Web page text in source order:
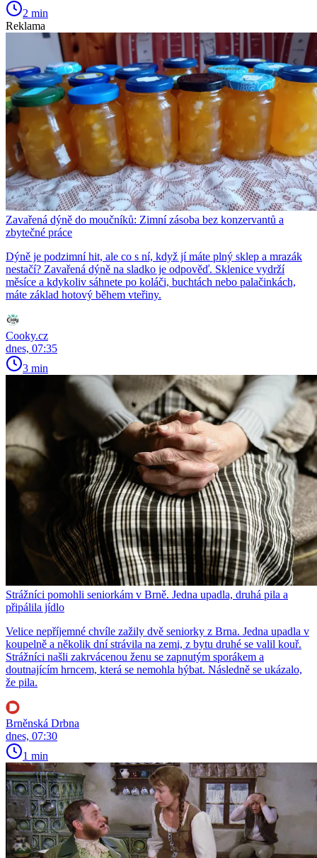
2 min
Reklama
Zavařená dýně do moučníků: Zimní zásoba bez konzervantů a
zbytečné práce
Dýně je podzimní hit, ale co s ní, když jí máte plný sklep a mrazák
nestačí? Zavařená dýně na sladko je odpověď. Sklenice vydrží
měsíce a kdykoliv sáhnete po koláči, buchtách nebo palačinkách,
máte základ hotový během vteřiny.
Cooky.cz
dnes, 07:35
3 min
Strážníci pomohli seniorkám v Brně. Jedna upadla, druhá pila a
připálila jídlo
Velice nepříjemné chvíle zažily dvě seniorky z Brna. Jedna upadla v
koupelně a několik dní strávila na zemi, z bytu druhé se valil kouř.
Strážníci našli zakrvácenou ženu se zapnutým sporákem a
doutnajícím hrncem, která se nemohla hýbat. Následně se ukázalo,
že pila.
Brněnská Drbna
dnes, 07:30
1 min